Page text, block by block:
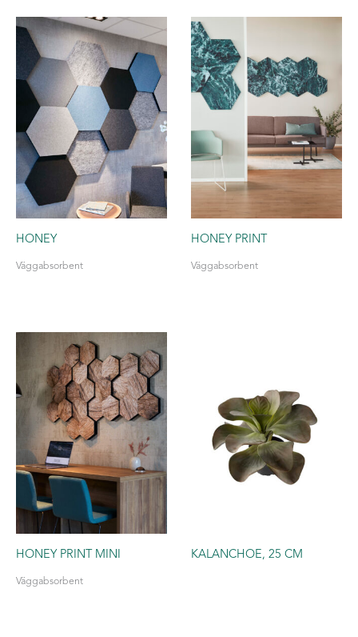
HONEY
Väggabsorbent
HONEY PRINT
Väggabsorbent
HONEY PRINT MINI
Väggabsorbent
KALANCHOE, 25 CM